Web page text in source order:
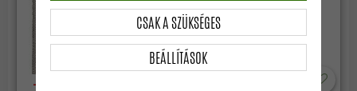
-60%
BEÁLLÍTÁSOK
CSAK A SZÜKSÉGES